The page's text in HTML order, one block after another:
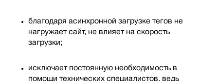
благодаря асинхронной загрузке тегов не
нагружает сайт, не влияет на скорость
загрузки;
исключает постоянную необходимость в
помощи технических специалистов, ведь